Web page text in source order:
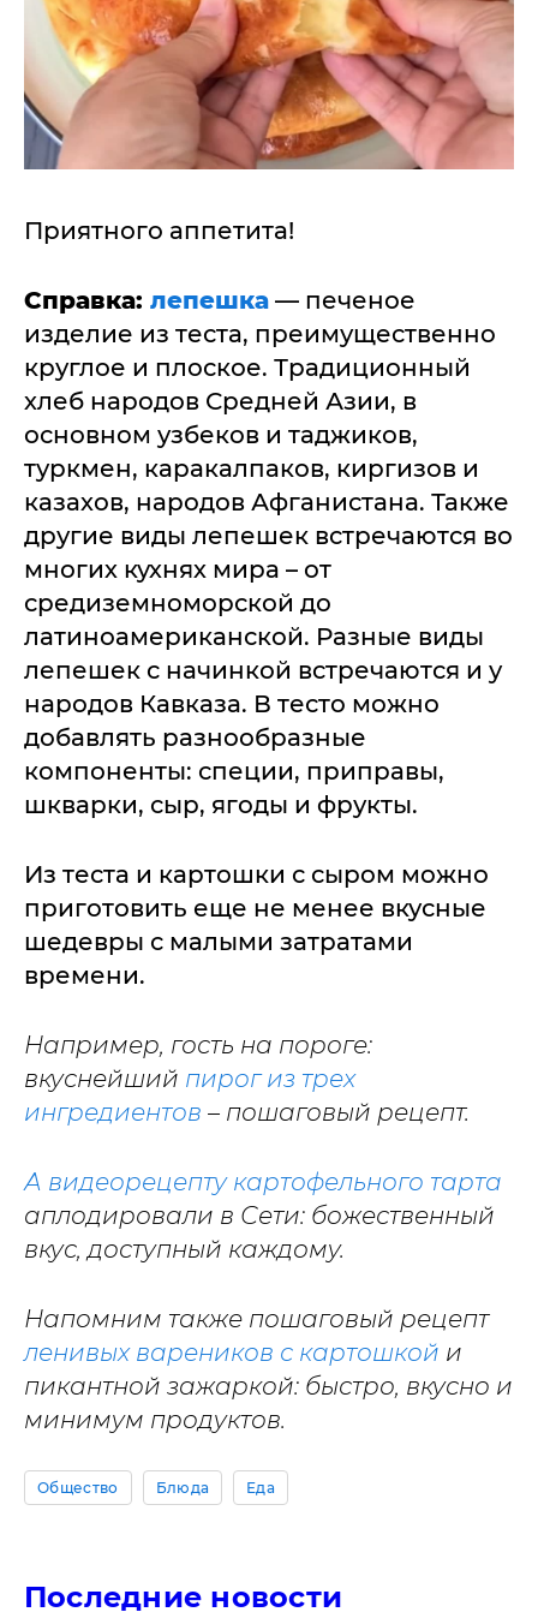
Приятного аппетита!
Справка: лепешка — печеное
изделие из теста, преимущественно
круглое и плоское. Традиционный
хлеб народов Средней Азии, в
основном узбеков и таджиков,
туркмен, каракалпаков, киргизов и
казахов, народов Афганистана. Также
другие виды лепешек встречаются во
многих кухнях мира – от
средиземноморской до
латиноамериканской. Разные виды
лепешек с начинкой встречаются и у
народов Кавказа. В тесто можно
добавлять разнообразные
компоненты: специи, приправы,
шкварки, сыр, ягоды и фрукты.
Из теста и картошки с сыром можно
приготовить еще не менее вкусные
шедевры с малыми затратами
времени.
Например, гость на пороге:
вкуснейший пирог из трех
ингредиентов – пошаговый рецепт.
А видеорецепту картофельного тарта
аплодировали в Сети: божественный
вкус, доступный каждому.
Напомним также пошаговый рецепт
ленивых вареников с картошкой и
пикантной зажаркой: быстро, вкусно и
минимум продуктов.
Общество Блюда Еда
Последние новости